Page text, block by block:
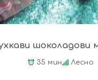
шоколадови
35 мин Лесно